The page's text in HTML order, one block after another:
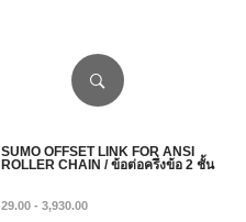
SUMO OFFSET LINK FOR ANSI
ROLLER CHAIN / ข้อต่อครึ่งข้อ 2 ชั้น
29.00 - 3,930.00